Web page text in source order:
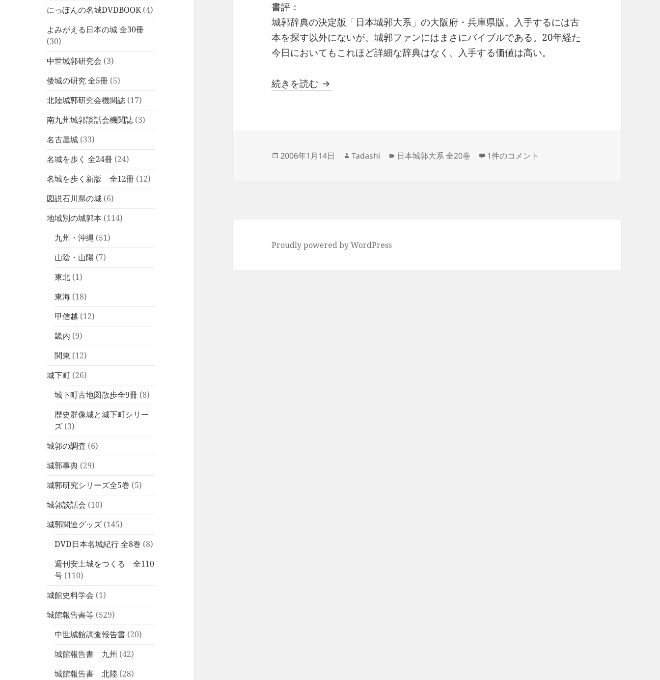
にっぽんの名城DVDBOOK(4)
よみがえる日本の城 全30冊
(30)
中世城郭研究会 (3)
倭城の研究 全5冊 (5)
北陸城郭研究会機関誌 (17)
南九州城郭談話会機関誌 (3)
名古屋城 (33)
名城を歩く 全24冊 (24)
名城を歩く新版 全12冊 (12)
図説石川県の城 (6)
地域別の城郭本 (114)
九州・沖縄 (51)
山陰・山陽 (7)
東北 (1)
東海 (18)
甲信越 (12)
畿内 (9)
関東 (12)
城下町 (26)
城下町古地図散歩全9冊 (8)
歴史群像城と城下町シリー
ズ (3)
城郭の調査 (6)
城郭事典 (29)
城郭研究シリーズ全5巻 (5)
城郭談話会 (10)
城郭関連グッズ (145)
DVD日本名城紀行 全8巻 (8)
週刊安土城をつくる 全110
号 (110)
城館史料学会 (1)
城館報告書等 (529)
中世城館調査報告書 (20)
城館報告書 九州 (42)
城館報告書 北陸 (28)
書評：
城郭辞典の決定版「日本城郭大系」の大阪府・兵庫県版。入手するには古
本を探す以外にないが、城郭ファンにはまさにバイブルである。20年経た
今日においてもこれほど詳細な辞典はなく、入手する価値は高い。
続きを読む 日本城郭大系 第12巻 大阪・兵庫
投
2006年1月14日
作
Tadashi
カ
日本城郭大系 全20巻 日本城郭大系 第12巻 大阪・兵庫 への
1件のコメント
Proudly powered by WordPress